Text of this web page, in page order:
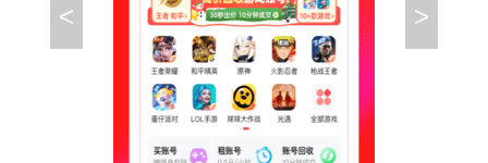
< >